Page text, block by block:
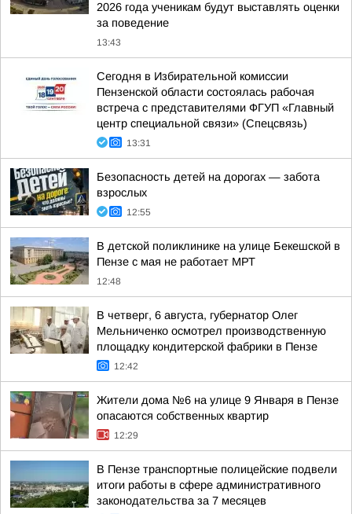
2026 года ученикам будут выставлять оценки
за поведение
13:43
Сегодня в Избирательной комиссии
Пензенской области состоялась рабочая
встреча с представителями ФГУП «Главный
центр специальной связи» (Спецсвязь)
13:31
Безопасность детей на дорогах — забота
взрослых
12:55
В детской поликлинике на улице Бекешской в
Пензе с мая не работает МРТ
12:48
В четверг, 6 августа, губернатор Олег
Мельниченко осмотрел производственную
площадку кондитерской фабрики в Пензе
12:42
Жители дома №6 на улице 9 Января в Пензе
опасаются собственных квартир
12:29
В Пензе транспортные полицейские подвели
итоги работы в сфере административного
законодательства за 7 месяцев